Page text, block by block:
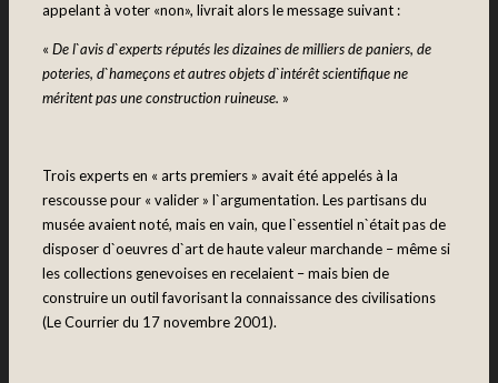
appelant à voter «non», livrait alors le message suivant :
« De l`avis d`experts réputés les dizaines de milliers de paniers, de
poteries, d`hameçons et autres objets d`intérêt scientifique ne
méritent pas une construction ruineuse. »
Trois experts en « arts premiers » avait été appelés à la
rescousse pour « valider » l`argumentation. Les partisans du
musée avaient noté, mais en vain, que l`essentiel n`était pas de
disposer d`oeuvres d`art de haute valeur marchande – même si
les collections genevoises en recelaient – mais bien de
construire un outil favorisant la connaissance des civilisations
(Le Courrier du 17 novembre 2001).